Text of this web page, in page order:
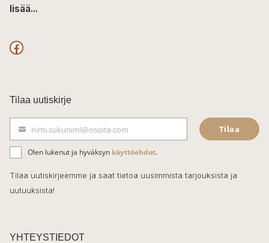
lisää...
F
c
e
b
o
o
k
Tilaa uutiskirje
ä
h
k
t
nimi.sukunimi@osoite.com Tilaa
Olen lukenut ja hyväksyn käyttöehdot.
Tilaa uutiskirjeemme ja saat tietoa uusimmista tarjouksista ja
uutuuksista!
YHTEYSTIEDOT